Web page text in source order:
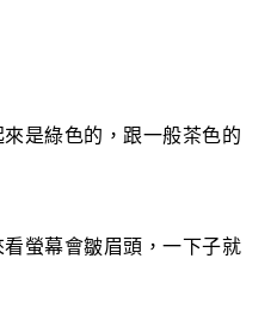
是綠色的，跟一般茶色的
螢幕會皺眉頭，一下子就